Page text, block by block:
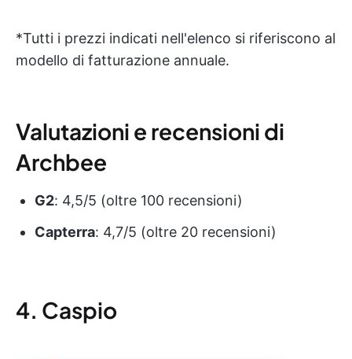
*Tutti i prezzi indicati nell'elenco si riferiscono al
modello di fatturazione annuale.
Valutazioni e recensioni di
Archbee
G2: 4,5/5 (oltre 100 recensioni)
Capterra: 4,7/5 (oltre 20 recensioni)
4. Caspio